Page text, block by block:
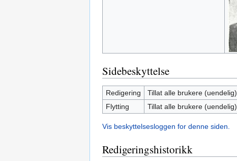
Sidebeskyttelse
Redigering
Tillat alle brukere (uendelig)
Flytting
Tillat alle brukere (uendelig)
Vis beskyttelsesloggen for denne siden.
Redigeringshistorikk